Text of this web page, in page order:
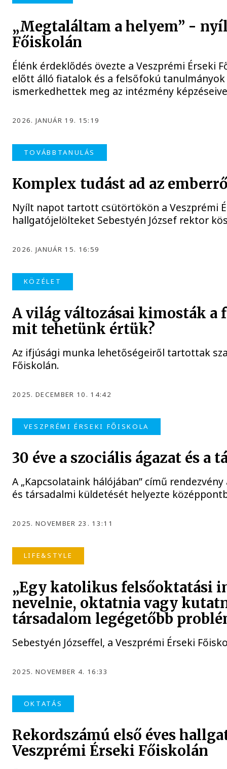
„Megtaláltam a helyem” -
Főiskolán
Élénk érdeklődés övezte a Veszprémi Érseki
előtt álló fiatalok és a felsőfokú
ismerkedhettek meg az intézmény
2026. JANUÁR 19. 15:19
TOVÁBBTANULÁS
Komplex tudást ad az
Nyílt napot tartott csütörtökön a Veszprémi
hallgatójelölteket Sebestyén József rektor
2026. JANUÁR 15. 16:59
KÖZÉLET
A világ változásai kimosták a
mit tehetünk értük?
Az ifjúsági munka lehetőségeiről tartottak
Főiskolán.
2025. DECEMBER 10. 14:42
VESZPRÉMI ÉRSEKI FŐISKOLA
30 éve a szociális ágazat és a
A „Kapcsolataink hálójában” című
és társadalmi küldetését helyezte
2025. NOVEMBER 23. 13:11
LIFE&STYLE
„Egy katolikus felsőoktatási
nevelnie, oktatnia vagy
társadalom legégetőbb
Sebestyén Józseffel, a Veszprémi Érseki
2025. NOVEMBER 4. 16:33
OKTATÁS
Rekordszámú első éves
Veszprémi Érseki Főiskolán